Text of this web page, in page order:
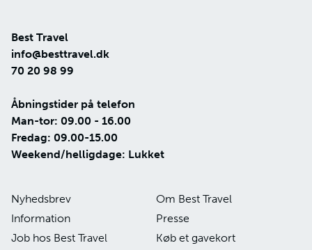
Best Travel
info@besttravel.dk
70 20 98 99
Åbningstider på telefon
Man-tor: 09.00 - 16.00
Fredag: 09.00-15.00
Weekend/helligdage: Lukket
Nyhedsbrev
Om Best Travel
Information
Presse
Job hos Best Travel
Køb et gavekort